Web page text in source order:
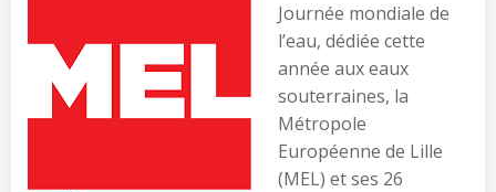
Journée mondiale de
l’eau, dédiée cette
année aux eaux
souterraines, la
Métropole
Européenne de Lille
(MEL) et ses 26